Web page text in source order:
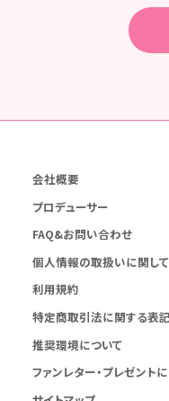
会社概要
プロデューサー
FAQ&お問い合わせ
個人情報の取扱いに関して
利用規約
特定商取引法に関する表記
推奨環境について
ファンレター・プレゼント